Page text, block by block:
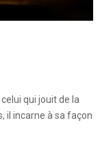
qui jouit de la
il incarne à sa façon